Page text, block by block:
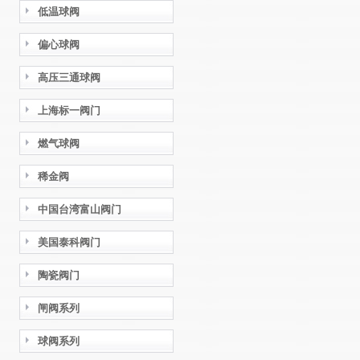
低温球阀
偏心球阀
高压三通球阀
上海标一阀门
燃气球阀
稀金阀
中国台湾富山阀门
美国泰科阀门
陶瓷阀门
闸阀系列
球阀系列